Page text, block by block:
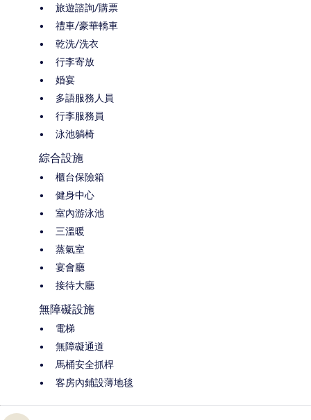
旅遊諮詢/購票
禮車/豪華轎車
乾洗/洗衣
行李寄放
婚宴
多語服務人員
行李服務員
泳池躺椅
綜合設施
櫃台保險箱
健身中心
室內游泳池
三溫暖
蒸氣室
宴會廳
接待大廳
無障礙設施
電梯
無障礙通道
馬桶安全抓桿
客房內鋪設薄地毯